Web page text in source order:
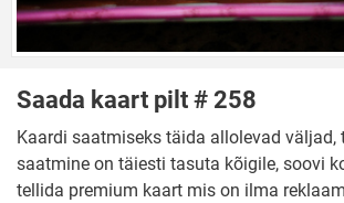
Saada kaart pilt # 258
Kaardi saatmiseks täida allolevad väljad,
saatmine on täiesti tasuta kõigile, soovi
tellida premium kaart mis on ilma